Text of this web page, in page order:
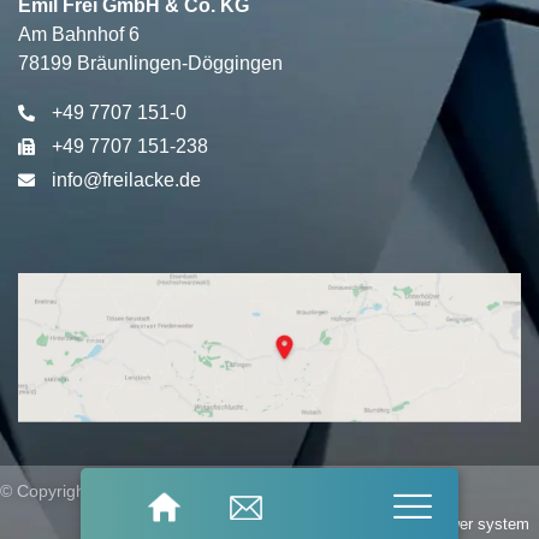
Emil Frei GmbH & Co. KG
Am Bahnhof 6
78199 Bräunlingen-Döggingen
+49 7707 151-0
+49 7707 151-238
info@freilacke.de
© Copyright 2026 Frei
Imprint Privacy policy Whistleblower system